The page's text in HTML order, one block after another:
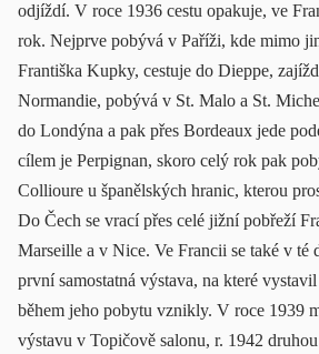
odjíždí. V roce 1936 cestu opakuje, ve
rok. Nejprve pobývá v Paříži, kde mimo
Františka Kupky, cestuje do Dieppe,
Normandie, pobývá v St. Malo a St.
do Londýna a pak přes Bordeaux jede
cílem je Perpignan, skoro celý rok pak
Collioure u španělských hranic, kterou
Do Čech se vrací přes celé jižní pobřeží
Marseille a v Nice. Ve Francii se také v té
první samostatná výstava, na které
během jeho pobytu vznikly. V roce 1939
výstavu v Topičově salonu, r. 1942